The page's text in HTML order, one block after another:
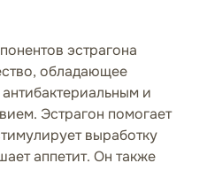
эстрагона
обладающее
и
Эстрагон помогает
выработку
аппетит. Он также